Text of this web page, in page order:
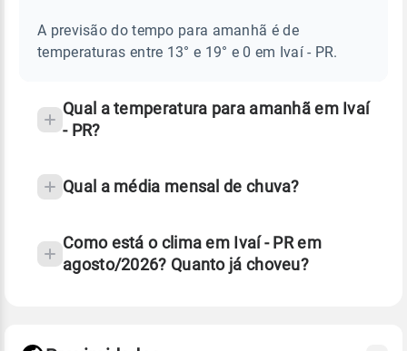
sobre
chuva
temperatura
A previsão do tempo para amanhã é de
temperaturas entre 13° e 19° e 0 em Ivaí - PR.
Qual a temperatura para amanhã em Ivaí
- PR?
Qual a média mensal de chuva?
Como está o clima em Ivaí - PR em
agosto/2026? Quanto já choveu?